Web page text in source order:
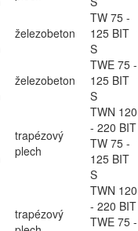
železobeton
TW 75 -
125 BIT
S
železobeton
TWE 75 -
125 BIT
S
trapézový
plech
TWN 120
- 220 BIT
TW 75 -
125 BIT
S
trapézový
TWN 120
- 220 BIT
TWE 75 -